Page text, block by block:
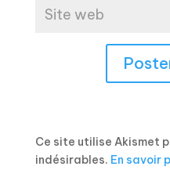
Ce site utilise Akismet
indésirables. En savoir